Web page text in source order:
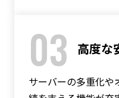
03 高度な
サーバーの多重化や